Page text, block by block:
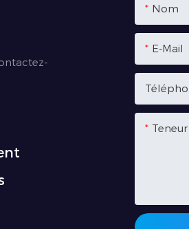
Nom
E-Mail
Teneur